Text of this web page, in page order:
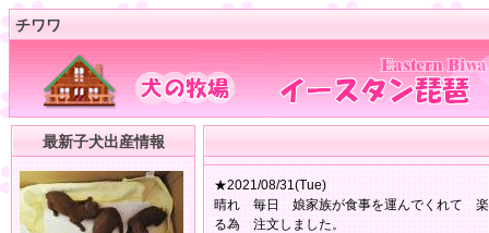
チワワ
最新子犬出産情報
★2021/08/31(Tue)
晴れ 毎日 娘家族が食事を運んでくれて 楽
る為 注文しました。